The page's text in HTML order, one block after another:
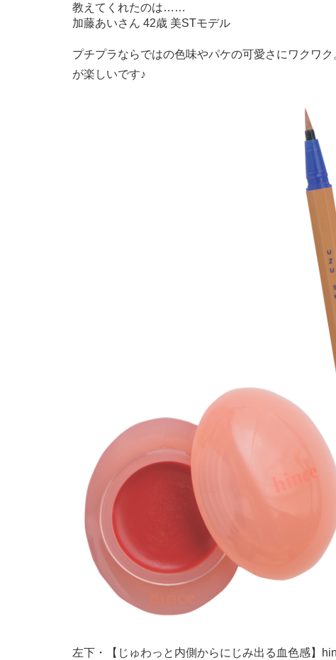
教えてくれたのは……
加藤あいさん 42歳 美STモデル
プチプラならではの色味やパケの可愛さにワクワ
が楽しいです♪
左下・【じゅわっと内側からにじみ出る血色感】